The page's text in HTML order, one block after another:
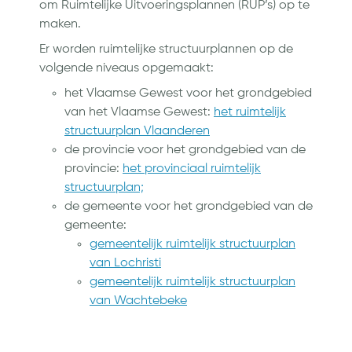
om Ruimtelijke Uitvoeringsplannen (RUP’s) op te
maken.
Er worden ruimtelijke structuurplannen op de
volgende niveaus opgemaakt:
het Vlaamse Gewest voor het grondgebied
van het Vlaamse Gewest: het ruimtelijk
structuurplan Vlaanderen
de provincie voor het grondgebied van de
provincie: het provinciaal ruimtelijk
structuurplan;
de gemeente voor het grondgebied van de
gemeente:
gemeentelijk ruimtelijk structuurplan
van Lochristi
gemeentelijk ruimtelijk structuurplan
van Wachtebeke